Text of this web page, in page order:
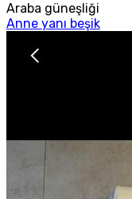
Araba güneşliği
Anne yanı beşik